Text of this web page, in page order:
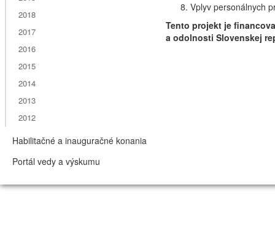
Vplyv personálnych
Tento projekt je
a odolnosti Slovenskej
2018
2017
2016
2015
2014
2013
2012
Habilitačné a inauguračné konania
Portál vedy a výskumu